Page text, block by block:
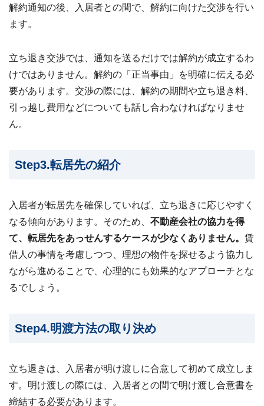
解約通知の後、入居者との間で、解約に向けた交渉を行い
ます。
立ち退き交渉では、通知を送るだけでは解約が成立するわ
けではありません。解約の「正当事由」を明確に伝える必
要があります。交渉の際には、解約の期間や立ち退き料、
引っ越し費用などについても話し合わなければなりませ
ん。
Step3.転居先の紹介
入居者が転居先を確保していれば、立ち退きに応じやすく
なる傾向があります。そのため、 不動産会社の協力を得
て、転居先をあっせんするケースが少なくありません。 賃
借人の事情を考慮しつつ、理想の物件を探せるよう協力し
ながら進めることで、心理的にも効果的なアプローチとな
るでしょう。
Step4.明渡方法の取り決め
立ち退きは、入居者が明け渡しに合意して初めて成立しま
す。明け渡しの際には、入居者との間で明け渡し合意書を
締結する必要があります。